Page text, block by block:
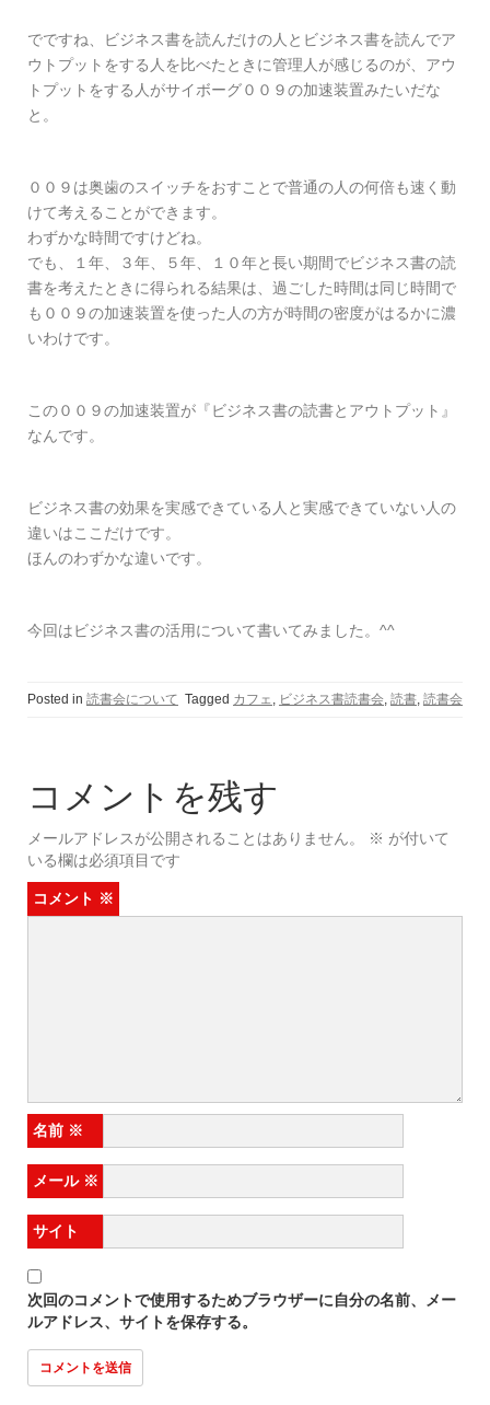
でですね、ビジネス書を読んだけの人とビジネス書を読んでア
ウトプットをする人を比べたときに管理人が感じるのが、アウ
トプットをする人がサイボーグ００９の加速装置みたいだな
と。
００９は奥歯のスイッチをおすことで普通の人の何倍も速く動
けて考えることができます。
わずかな時間ですけどね。
でも、１年、３年、５年、１０年と長い期間でビジネス書の読
書を考えたときに得られる結果は、過ごした時間は同じ時間で
も００９の加速装置を使った人の方が時間の密度がはるかに濃
いわけです。
この００９の加速装置が『ビジネス書の読書とアウトプット』
なんです。
ビジネス書の効果を実感できている人と実感できていない人の
違いはここだけです。
ほんのわずかな違いです。
今回はビジネス書の活用について書いてみました。^^
Posted in 読書会について Tagged カフェ, ビジネス書読書会, 読書, 読書会
コメントを残す
メールアドレスが公開されることはありません。 ※ が付いて
いる欄は必須項目です
コメント ※
名前 ※
メール ※
サイト
次回のコメントで使用するためブラウザーに自分の名前、メー
ルアドレス、サイトを保存する。